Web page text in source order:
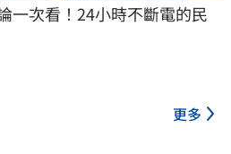
一次看！24小時不斷電的民
更多